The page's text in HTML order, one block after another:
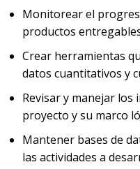
Monitorear el
productos
Crear herramientas
datos cuantitativos y
Revisar y manejar los
proyecto y su marco
Mantener bases de
las actividades a